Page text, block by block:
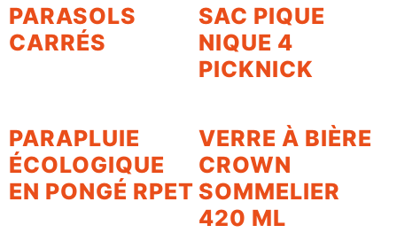
PARASOLS
CARRÉS
SAC PIQUE
NIQUE 4
PICKNICK
PARAPLUIE
ÉCOLOGIQUE
EN PONGÉ RPET
VERRE À BIÈRE
CROWN
SOMMELIER
420 ML